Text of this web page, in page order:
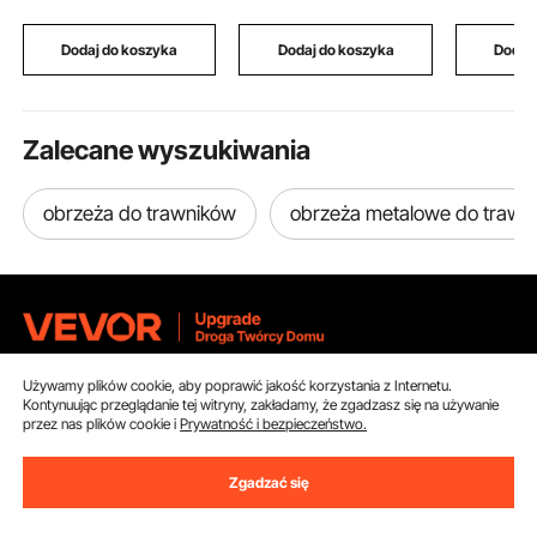
aluminiowych i
żelaznych, systemów
HVAC, klimatyzacji,
Dodaj do koszyka
VEVOR, litery, cyfry,
motywy drzew,
arkusze wykrojników
rękodzieła
papierowego
Dodaj do koszyka
pracyDodaj
Zalecane wyszukiwania
obrzeża do trawników obrzeża metalowe do
Uzyskaj 5 € zniżki, jeśli zarejestrujesz się, aby
otrzymywać e-maile z oszczędnościami i
Adres e-mail Subskrybuj
Używamy plików cookie, aby poprawić jakość korzystania z Internetu.
Kontynuując przeglądanie tej witryny, zakładamy, że zgadzasz się na używanie
przez nas plików cookie iPrywatność i bezpieczeństwo.
Zgadzać się